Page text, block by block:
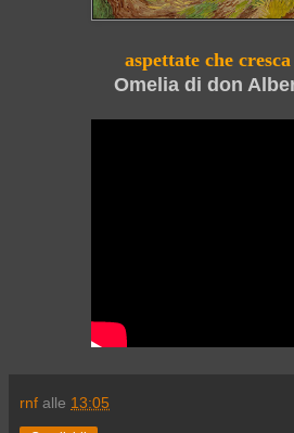
aspettate che
Omelia di don
rnf alle 13:05